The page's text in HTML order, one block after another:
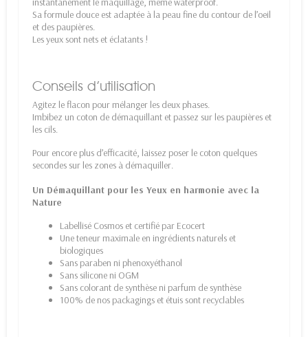
Sa formule douce est adaptée à la peau fine du contour de l’oeil
et des paupières.
Les yeux sont nets et éclatants !
Conseils d’utilisation
Agitez le flacon pour mélanger les deux phases.
Imbibez un coton de démaquillant et passez sur les paupières et
les cils.
Pour encore plus d’efficacité, laissez poser le coton quelques
secondes sur les zones à démaquiller.
Un Démaquillant pour les Yeux en harmonie avec la
Nature
Labellisé Cosmos et certifié par Ecocert
Une teneur maximale en ingrédients naturels et
biologiques
Sans paraben ni phenoxyéthanol
Sans silicone ni OGM
Sans colorant de synthèse ni parfum de synthèse
100% de nos packagings et étuis sont recyclables